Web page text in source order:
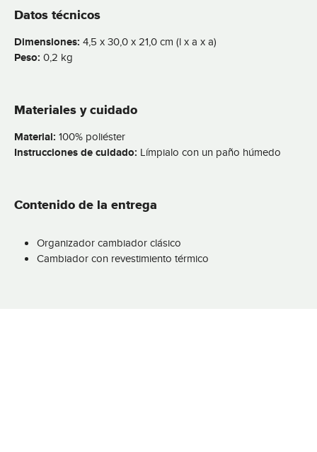
Datos técnicos
Dimensiones: 4,5 x 30,0 x 21,0 cm (l x a x a)
Peso: 0,2 kg
Materiales y cuidado
Material: 100% poliéster
Instrucciones de cuidado: Límpialo con un paño húmedo
Contenido de la entrega
Organizador cambiador clásico
Cambiador con revestimiento térmico